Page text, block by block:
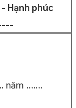
Hạnh phúc
năm …….